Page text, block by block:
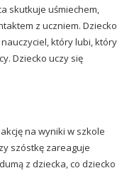
skutkuje uśmiechem,
z uczniem. Dziecko
który lubi, który
Dziecko uczy się
na wyniki w szkole
szóstkę zareaguje
z dziecka, co dziecko